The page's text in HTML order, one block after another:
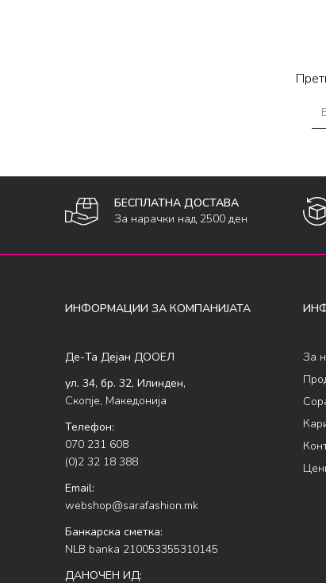
БЕСПЛАТНА ДОСТАВА
За нарачки над 2500 ден
ИНФОРМАЦИИ ЗА КОМПАНИЈАТА
Де-Та Дејан ДООЕЛ
ул. 34, бр. 32, Илинден,
Скопје, Македонија
Телефон:
070 231 608
(0)2 32 18 388
Email:
webshop@sarafashion.mk
Банкарска сметка:
NLB banka 210053355310145
ДАНОЧЕН ИД:
За